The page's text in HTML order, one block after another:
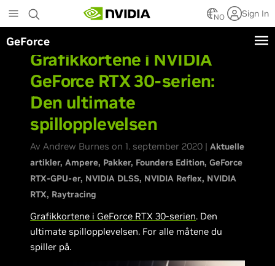
to
main
content
NO Sign In
GeForce
Grafikkortene i NVIDIA
GeForce RTX 30-serien:
Den ultimate
spillopplevelsen
Av Andrew Burnes on 1. september 2020 |Aktuelle
artikler Ampere Pakker Founders Edition GeForce
RTX-GPU-er NVIDIA DLSS NVIDIA Reflex NVIDIA
RTX Raytracing
Grafikkortene i GeForce RTX 30-serien. Den
ultimate spillopplevelsen. For alle måtene du
spiller på.